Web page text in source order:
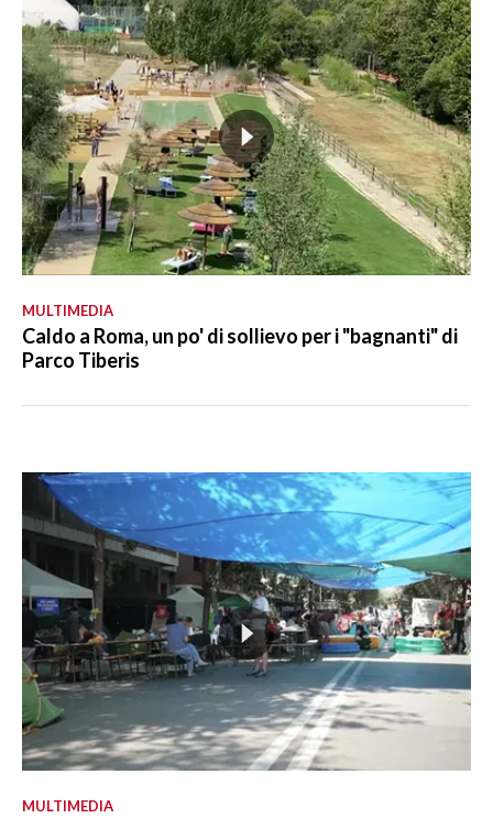
MULTIMEDIA
Caldo a Roma, un po' di sollievo per i "bagnanti" di
Parco Tiberis
MULTIMEDIA